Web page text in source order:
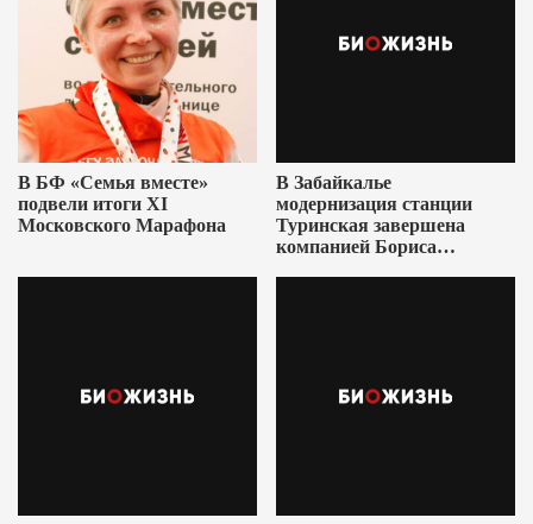
В БФ «Семья вместе»
подвели итоги XI
Московского Марафона
В Забайкалье
модернизация станции
Туринская завершена
компанией Бориса